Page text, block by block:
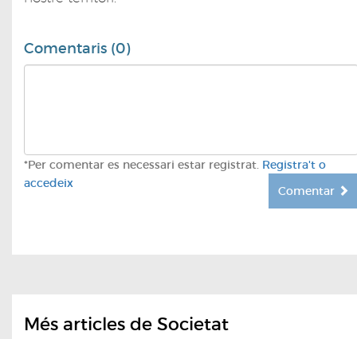
Comentaris (0)
*Per comentar es necessari estar registrat. Registra't o
accedeix
Comentar
Més articles de Societat